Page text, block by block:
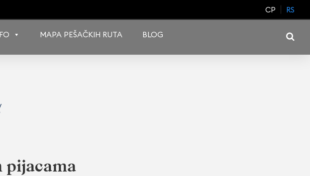
CP RS
MAPA PEŠAČKIH RUTA BLOG
pijacama